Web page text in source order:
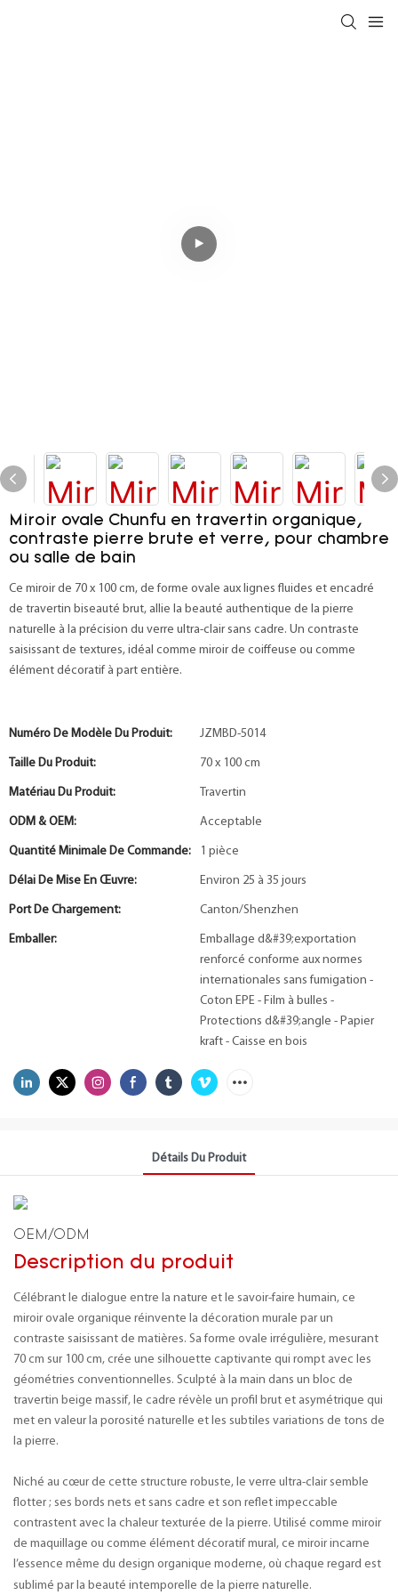
Miroir ovale Chunfu en travertin organique,
contraste pierre brute et verre, pour chambre
ou salle de bain
Ce miroir de 70 x 100 cm, de forme ovale aux lignes fluides et encadré
de travertin biseauté brut, allie la beauté authentique de la pierre
naturelle à la précision du verre ultra-clair sans cadre. Un contraste
saisissant de textures, idéal comme miroir de coiffeuse ou comme
élément décoratif à part entière.
Numéro De Modèle Du Produit: JZMBD-5014
Taille Du Produit: 70 x 100 cm
Matériau Du Produit: Travertin
ODM & OEM: Acceptable
Quantité Minimale De Commande: 1 pièce
Délai De Mise En Œuvre: Environ 25 à 35 jours
Port De Chargement: Canton/Shenzhen
Emballer:
Emballage d&#39;exportation
renforcé conforme aux normes
internationales sans fumigation -
Coton EPE - Film à bulles -
Protections d&#39;angle - Papier
kraft - Caisse en bois
Détails Du Produit
OEM/ODM
Description du produit
Célébrant le dialogue entre la nature et le savoir-faire humain, ce
miroir ovale organique réinvente la décoration murale par un
contraste saisissant de matières. Sa forme ovale irrégulière, mesurant
70 cm sur 100 cm, crée une silhouette captivante qui rompt avec les
géométries conventionnelles. Sculpté à la main dans un bloc de
travertin beige massif, le cadre révèle un profil brut et asymétrique qui
met en valeur la porosité naturelle et les subtiles variations de tons de
la pierre.
Niché au cœur de cette structure robuste, le verre ultra-clair semble
flotter ; ses bords nets et sans cadre et son reflet impeccable
contrastent avec la chaleur texturée de la pierre. Utilisé comme miroir
de maquillage ou comme élément décoratif mural, ce miroir incarne
l’essence même du design organique moderne, où chaque regard est
sublimé par la beauté intemporelle de la pierre naturelle.